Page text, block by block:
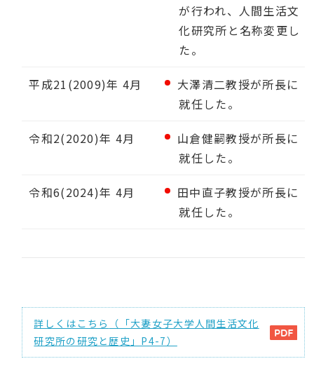
が行われ、人間生活文
化研究所と名称変更し
た。
平成21(2009)年 4月
大澤清二教授が所長に
就任した。
令和2(2020)年 4月
山倉健嗣教授が所長に
就任した。
令和6(2024)年 4月
田中直子教授が所長に
就任した。
詳しくはこちら
（「大妻女子大学人間生活文化
研究所の研究と歴史」P4-7）